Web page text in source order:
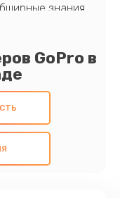
GoPro в
знания
и
Мы